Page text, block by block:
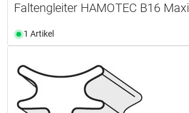
Faltengleiter HAMOTEC B16 Maxi
1 Artikel